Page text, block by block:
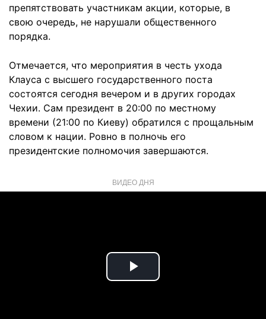
препятствовать участникам акции, которые, в
свою очередь, не нарушали общественного
порядка.
Отмечается, что мероприятия в честь ухода
Клауса с высшего государственного поста
состоятся сегодня вечером и в других городах
Чехии. Сам президент в 20:00 по местному
времени (21:00 по Киеву) обратился с прощальным
словом к нации. Ровно в полночь его
президентские полномочия завершаются.
ВИДЕО ДНЯ
Play